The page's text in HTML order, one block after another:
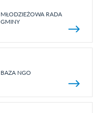
MŁODZIEŻOWA RADA
GMINY
BAZA NGO